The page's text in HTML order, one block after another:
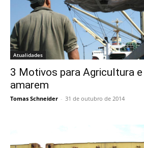
Atualidades
3 Motivos para Agricultura
amarem
Tomas Schneider - 31 de outubro de 2014